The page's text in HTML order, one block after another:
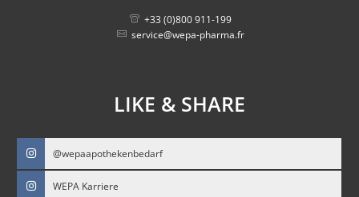
+33 (0)800 911-199
service@wepa-pharma.fr
LIKE & SHARE
@wepaapothekenbedarf
WEPA Karriere